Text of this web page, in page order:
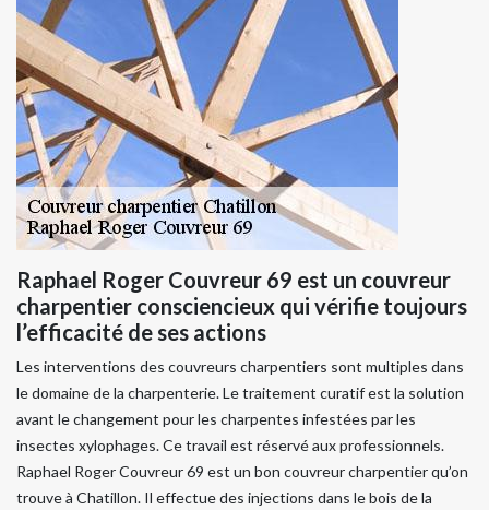
Raphael Roger Couvreur 69 est un couvreur
charpentier consciencieux qui vérifie toujours
l’efficacité de ses actions
Les interventions des couvreurs charpentiers sont multiples dans
le domaine de la charpenterie. Le traitement curatif est la solution
avant le changement pour les charpentes infestées par les
insectes xylophages. Ce travail est réservé aux professionnels.
Raphael Roger Couvreur 69 est un bon couvreur charpentier qu’on
trouve à Chatillon. Il effectue des injections dans le bois de la